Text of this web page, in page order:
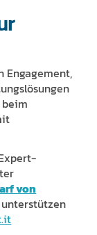
Engagement,
von
unterstützen